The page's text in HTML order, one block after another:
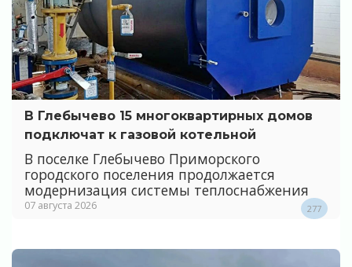
В Глебычево 15 многоквартирных домов
подключат к газовой котельной
В поселке Глебычево Приморского
городского поселения продолжается
модернизация системы теплоснабжения
07 августа 2026 277